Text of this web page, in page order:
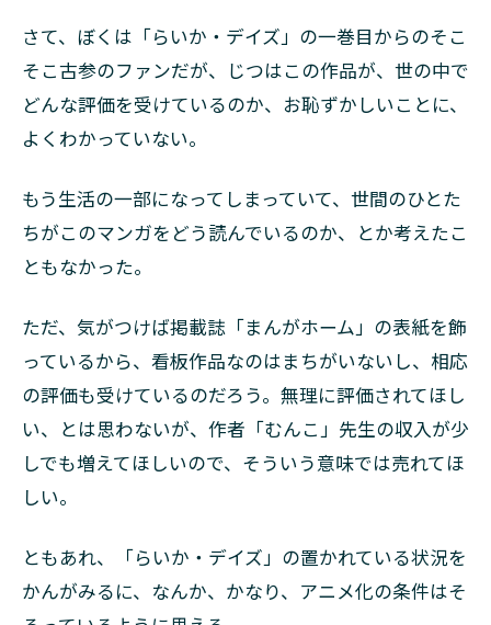
さて、ぼくは「らいか・デイズ」の一巻目からのそこ
そこ古参のファンだが、じつはこの作品が、世の中で
どんな評価を受けているのか、お恥ずかしいことに、
よくわかっていない。
もう生活の一部になってしまっていて、世間のひとた
ちがこのマンガをどう読んでいるのか、とか考えたこ
ともなかった。
ただ、気がつけば掲載誌「まんがホーム」の表紙を飾
っているから、看板作品なのはまちがいないし、相応
の評価も受けているのだろう。無理に評価されてほし
い、とは思わないが、作者「むんこ」先生の収入が少
しでも増えてほしいので、そういう意味では売れてほ
しい。
ともあれ、「らいか・デイズ」の置かれている状況を
かんがみるに、なんか、かなり、アニメ化の条件はそ